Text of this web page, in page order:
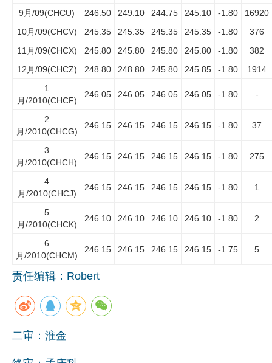
企业文化
行情报价
数字报
9月/09(CHCU)
246.50 249.10 244.75 245.10 -1.80
16920
10月/09(CHCV)
245.35 245.35 245.35 245.35 -1.80
376
11月/09(CHCX)
245.80 245.80 245.80 245.80 -1.80
382
12月/09(CHCZ)
248.80 248.80 245.80 245.85 -1.80
1914
1
月/2010(CHCF)
246.05 246.05 246.05 246.05 -1.80 -
2
月/2010(CHCG)
246.15 246.15 246.15 246.15 -1.80 37
3
月/2010(CHCH)
246.15 246.15 246.15 246.15 -1.80 275
4
月/2010(CHCJ)
246.15 246.15 246.15 246.15 -1.80 1
5
月/2010(CHCK)
246.10 246.10 246.10 246.10 -1.80 2
6
月/2010(CHCM)
246.15 246.15 246.15 246.15 -1.75 5
责任编辑：Robert
二审：淮金